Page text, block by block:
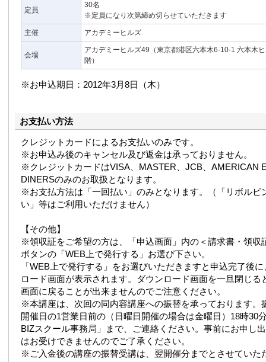
定員
30名
※定員になり次第締め切らせていただきます
主催 アカデミーヒルズ
会場
アカデミーヒルズ49（東京都港区六本木6-10-1 六本木
階）
※お申込期日：2012年3月8日（木）
お支払い方法
クレジットカードによるお支払いのみです。
※お申込み後のキャンセル及び返金は承っておりません。
※クレジットカードはVISA、MASTER、JCB、AMERICAN
DINERSのみのお取扱となります。
※お支払方法は「一回払い」のみとなります。（「リボルビ
い」等はご利用いただけません）
【その他】
※領収証をご希望の方は、「申込画面」内の＜請求書・領収
ボタンの「WEB上で発行する」お選び下さい。
「WEB上で発行する」をお選びいただきますと申込完了後
ロード画面が表示されます。ダウンロード画面を一旦閉じる
画面に戻ることが出来ませんのでご注意ください。
※本講座は、次回の同内容講座への振替を承っております。
開催日の1営業日前の（日曜日開催の場合は金曜日）18時30
BIZスクール事務局」まで、ご連絡ください。事前にお申し
はお受けできませんのでご了承ください。
※ご入金後の講座の振替受講は、翌開催分までとさせていた